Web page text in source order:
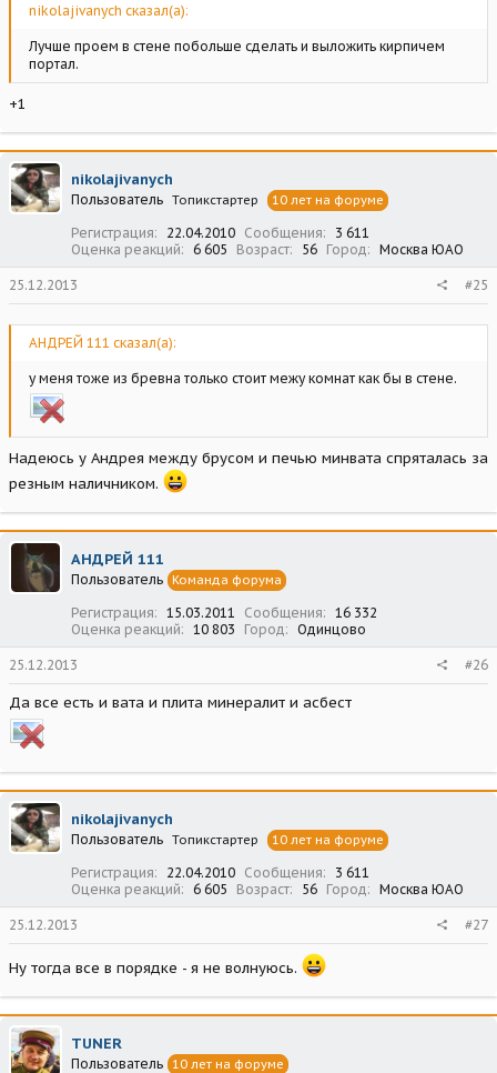
nikolajivanych сказал(а):
Лучше проем в стене побольше сделать и выложить кирпичем
портал.
+1
nikolajivanych
Пользователь Топикстартер 10 лет на форуме
Регистрация 22.04.2010 Сообщения
3 611
Оценка реакций
6 605 Возраст 56 Город Москва ЮАО
25.12.2013 #25
АНДРЕЙ 111 сказал(а):
у меня тоже из бревна только стоит межу комнат как бы в стене.
Надеюсь у Андрея между брусом и печью минвата спряталась за
резным наличником.
АНДРЕЙ 111
Пользователь Команда форума
Регистрация 15.03.2011 Сообщения
16 332
Оценка реакций
10 803 Город Одинцово
25.12.2013 #26
Да все есть и вата и плита минералит и асбест
nikolajivanych
Пользователь Топикстартер 10 лет на форуме
Регистрация 22.04.2010 Сообщения
3 611
Оценка реакций
6 605 Возраст 56 Город Москва ЮАО
25.12.2013 #27
Ну тогда все в порядке - я не волнуюсь.
TUNER
Пользователь 10 лет на форуме